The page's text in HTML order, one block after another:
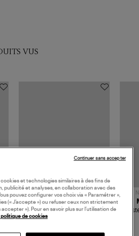
VUS
NOUVELLE COLLECTION
TORAL
Mocassins Killian Sport
et technologies similaires à des fins de
publicité et analyses, en collaboration avec des
pouvez configurer vos choix via « Paramétrer »,
(« J’accepte ») ou refuser ceux non strictement
»). Pour en savoir plus sur l’utilisation de
de cookies
Continuer sans accepter